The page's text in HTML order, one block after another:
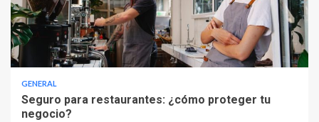
GENERAL
Seguro para restaurantes: ¿cómo proteger tu
negocio?